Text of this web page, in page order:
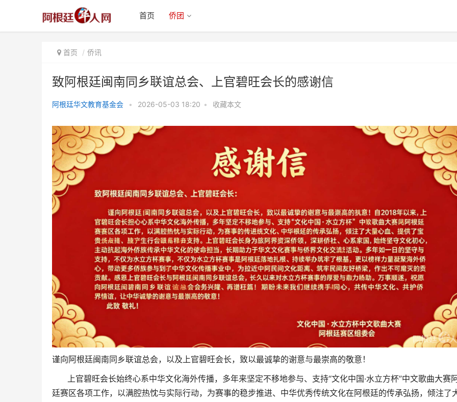
首页 侨团
首页 侨讯
致阿根廷闽南同乡联谊总会、上官碧旺会长的感谢信
阿根廷华文教育基金会 • 2026-05-03 18:20 • 收藏本文
谨向阿根廷闽南同乡联谊总会，以及上官碧旺会长，致以最诚挚的谢意与最崇高的敬意！
上官碧旺会长始终心系中华文化海外传播，多年来坚定不移地参与、支持“文化中国·水立方杯”中文歌曲大赛
廷赛区各项工作，以满腔热忱与实际行动，为赛事的稳步推进、中华优秀传统文化在阿根廷的传承弘扬，倾注了
碧旺会长的感谢信